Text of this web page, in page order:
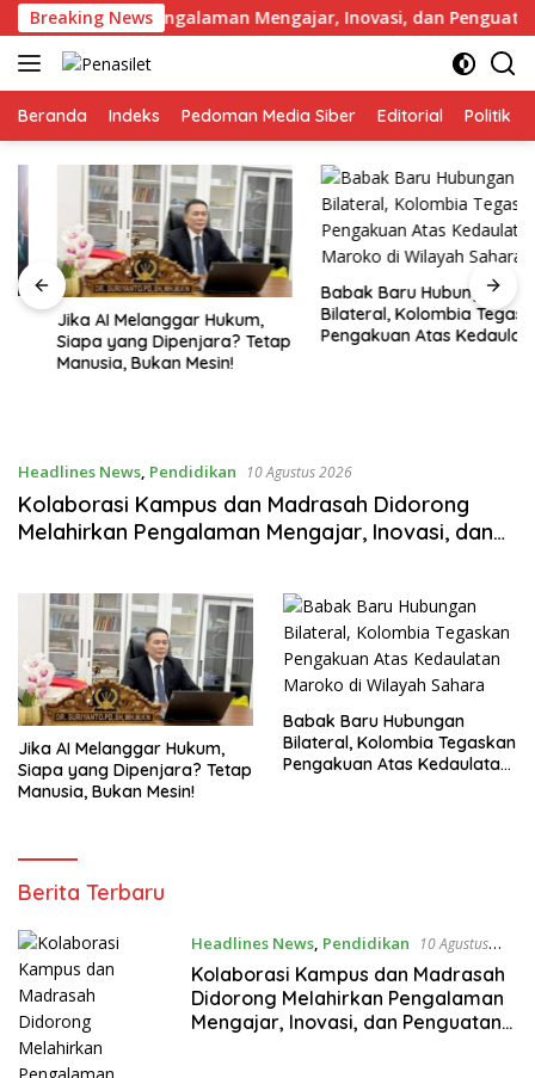
Langsung
ke
konten
Breaking News
Pengalaman Mengajar, Inovasi, dan Penguatan
Beranda Indeks Pedoman Media Siber Editorial Politik
Jika AI Melanggar Hukum,
Siapa yang Dipenjara? Tetap
Manusia, Bukan Mesin!
Babak Baru Hubungan
Bilateral, Kolombia Tegaskan
Pengakuan Atas Kedaulatan
Maroko di Wilayah Sahara
Headlines News, Pendidikan 10 Agustus 2026
Kolaborasi Kampus dan Madrasah Didorong
Melahirkan Pengalaman Mengajar, Inovasi, dan
Jika AI Melanggar Hukum,
Siapa yang Dipenjara? Tetap
Manusia, Bukan Mesin!
Babak Baru Hubungan
Bilateral, Kolombia Tegaskan
Pengakuan Atas Kedaulatan
Penasilet
Berita Terbaru
Headlines News, Pendidikan
10 Agustus
2026
Kolaborasi Kampus dan Madrasah
Didorong Melahirkan Pengalaman
Mengajar, Inovasi, dan Penguatan